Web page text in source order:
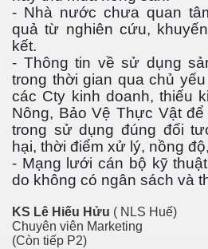
- Nhà nước chưa quan
quả từ nghiên cứu,
kết.
- Thông tin về sử dụng
trong thời gian qua chủ
các Cty kinh doanh, thiếu
Nông, Bảo Vệ Thực Vật
trong sử dụng đúng đối
hại, thời điểm xử lý, nồng
- Mạng lưới cán bộ kỹ
do không có ngân sách và
KS Lê Hiếu Hửu ( NLS Huế)
Chuyên viên Marketing
(Còn tiếp P2)
682